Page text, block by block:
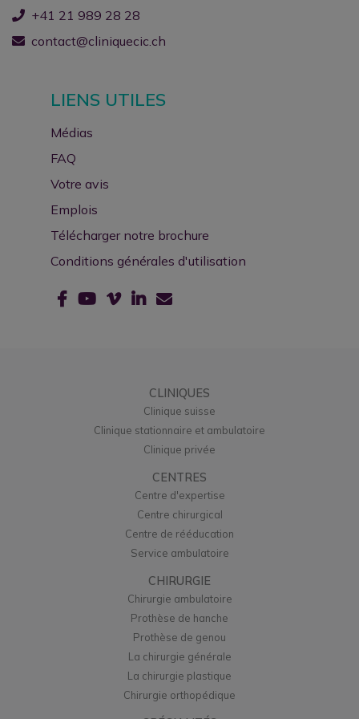
+41 21 989 28 28
contact@cliniquecic.ch
LIENS UTILES
Médias
FAQ
Votre avis
Emplois
Télécharger notre brochure
Conditions générales d'utilisation
CLINIQUES
Clinique suisse
Clinique stationnaire et ambulatoire
Clinique privée
CENTRES
Centre d'expertise
Centre chirurgical
Centre de rééducation
Service ambulatoire
CHIRURGIE
Chirurgie ambulatoire
Prothèse de hanche
Prothèse de genou
La chirurgie générale
La chirurgie plastique
Chirurgie orthopédique